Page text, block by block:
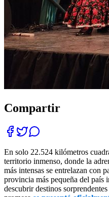
Compartir
En solo 22.524 kilómetros
territorio inmenso, donde la
más intensas se entrelazan con
provincia más pequeña del país
descubrir destinos